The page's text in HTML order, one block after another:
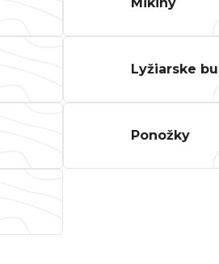
Lyžiarske
Ponožky
2025